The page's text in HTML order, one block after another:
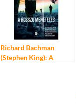
Richard Bachman
(Stephen King): A